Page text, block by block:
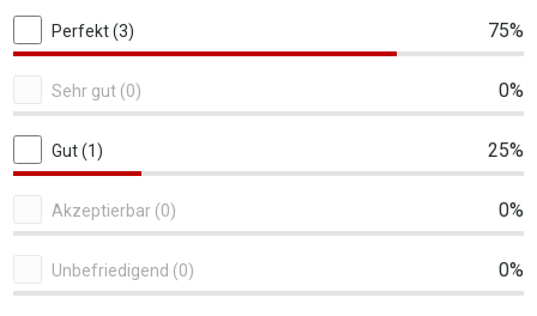
4 von 4 Bewertungen
Perfekt (3) 75%
Sehr gut (0) 0%
Gut (1) 25%
Akzeptierbar (0) 0%
Unbefriedigend (0) 0%